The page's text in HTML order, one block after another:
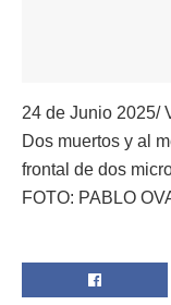
24 de Junio 2025/
Dos muertos y al
frontal de dos
FOTO: PABLO